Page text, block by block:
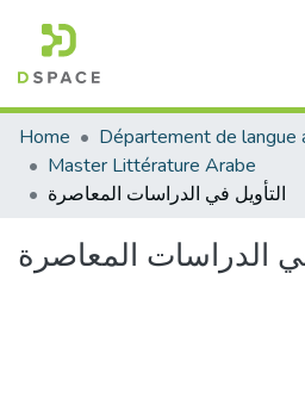
Communities & Collections
All of DSpace
Statistics
Home
Master Littérature Arabe
التأويل في الدراسات المعاصرة
الدراسات المعاصرة